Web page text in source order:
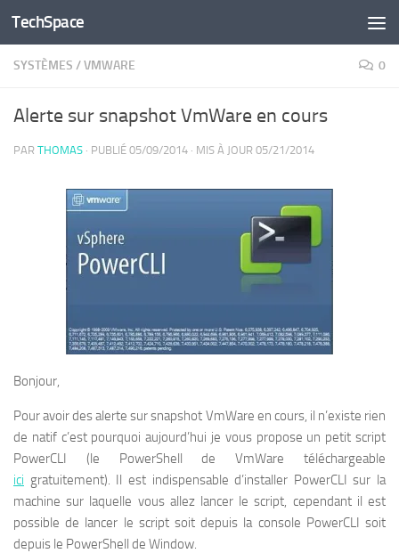
Skip to content
TechSpace
SYSTÈMES /VMWARE 0
Alerte sur snapshot VmWare en cours
PAR THOMAS · PUBLIÉ 05/09/2014 · MIS À JOUR 05/21/2014
Bonjour,
Pour avoir des alerte sur snapshot VmWare en cours, il n’existe rien
de natif c’est pourquoi aujourd’hui je vous propose un petit script
PowerCLI (le PowerShell de VmWare téléchargeable
ici gratuitement). Il est indispensable d’installer PowerCLI sur la
machine sur laquelle vous allez lancer le script, cependant il est
possible de lancer le script soit depuis la console PowerCLI soit
depuis le PowerShell de Window.